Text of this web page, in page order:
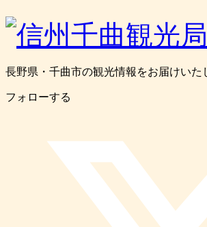
長野県・千曲市の観光情報をお届けいた
フォローする